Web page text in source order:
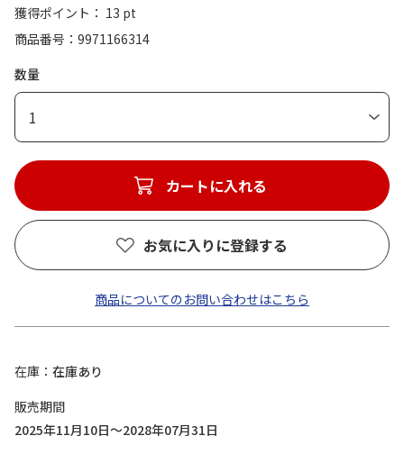
獲得ポイント： 13 pt
商品番号
9971166314
数量
1
カートに入れる
お気に入りに登録する
商品についてのお問い合わせはこちら
在庫
在庫あり
販売期間
2025年11月10日～2028年07月31日